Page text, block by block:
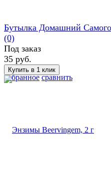
избранное сравнить
Бутылка Домашний
(0)
Под заказ
35 руб.